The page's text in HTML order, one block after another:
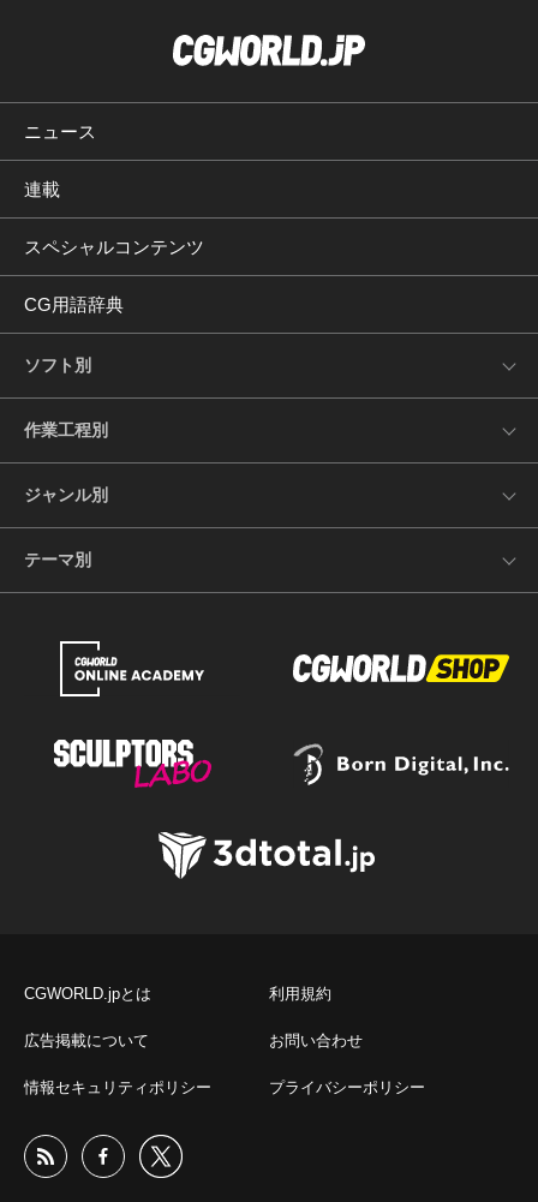
ニュース
連載
スペシャルコンテンツ
CG用語辞典
ソフト別
作業工程別
ジャンル別
テーマ別
CGWORLD.jpとは 利用規約
広告掲載について お問い合わせ
情報セキュリティポリシー プライバシーポリシー